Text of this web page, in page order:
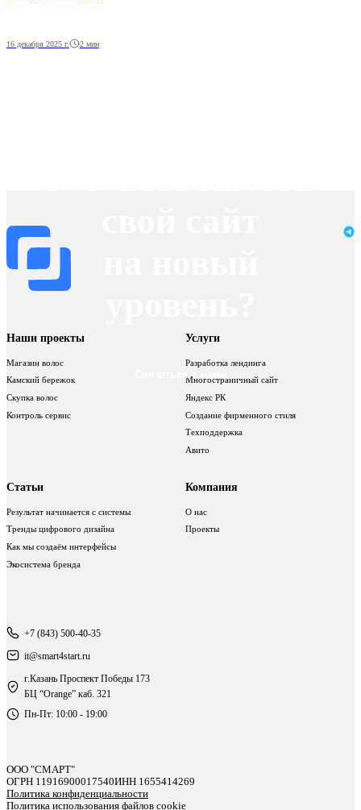
16 декабря 2025 г. 2 мин
Связаться с нами
Наши проекты
Магазин волос
Камский бережок
Скупка волос
Контроль сервис
Услуги
Разработка лендинга
Многостраничный сайт
Яндекс РК
Создание фирменного стиля
Техподдержка
Авито
Статьи
Результат начинается с системы
Тренды цифрового дизайна
Как мы создаём интерфейсы
Экосистема бренда
Компания
О нас
Проекты
+7 (843) 500-40-35
it@smart4start.ru
г.Казань Проспект Победы 173
БЦ “Orange” каб. 321
Пн-Пт: 10:00 - 19:00
ООО "СМАРТ"
ОГРН 11916900017540ИНН 1655414269
Политика конфиденциальности
Политика использования файлов cookie